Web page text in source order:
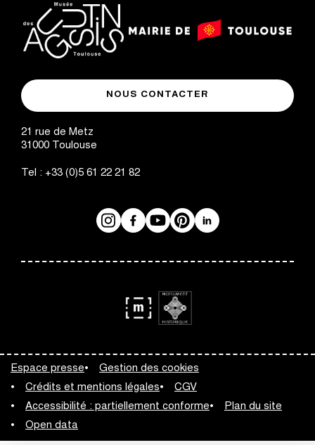
musée
des
de
NOUS CONTACTER
21 rue de Metz
31000
Toulouse
Tel : +33 (0)5 61 22 21 82
Réseaux
InstagramFacebookYouTubePinterestLinkedIn
Musée
de
France
Monument
Historique
Espace presse
Gestion des cookies
Crédits et mentions légales
CGV
Accessibilité : partiellement conforme
Plan du site
Open data